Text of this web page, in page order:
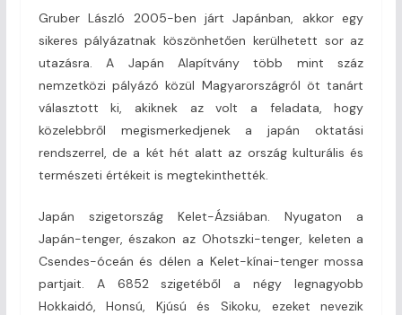
Gruber László 2005-ben járt Japánban, akkor egy
sikeres pályázatnak köszönhetően kerülhetett sor az
utazásra. A Japán Alapítvány több mint száz
nemzetközi pályázó közül Magyarországról öt tanárt
választott ki, akiknek az volt a feladata, hogy
közelebbről megismerkedjenek a japán oktatási
rendszerrel, de a két hét alatt az ország kulturális és
természeti értékeit is megtekinthették.
Japán szigetország Kelet-Ázsiában. Nyugaton a
Japán-tenger, északon az Ohotszki-tenger, keleten a
Csendes-óceán és délen a Kelet-kínai-tenger mossa
partjait. A 6852 szigetéből a négy legnagyobb
Hokkaidó, Honsú, Kjúsú és Sikoku, ezeket nevezik